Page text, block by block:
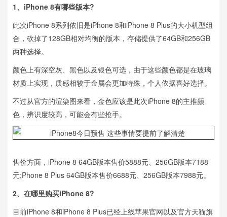
1、iPhone 8有哪些版本?
此次iPhone 8系列依旧是iPhone 8和iPhone 8 Plus的大小机型组
合，砍掉了128GB相对均衡的版本，存储提供了64GB和256GB
两种选择。
颜色上有深空灰、黑色以及银色可选，由于这些颜色都是在玻璃
材质上实现，质感相较于金属会更加特殊，个人依据喜好选择。
不过从官方的渲染图来看，金色应该是此次iPhone 8的主推颜
色，辨识度较高，可能会有些抢手。
售价方面，iPhone 8 64GB版本售价5888元、256GB版本7188
元;Phone 8 Plus 64GB版本售价6688元、256GB版本7988元。
2、在哪里购买iPhone 8?
目前iPhone 8和iPhone 8 Plus已经上线苹果官网以及官方天猫旗